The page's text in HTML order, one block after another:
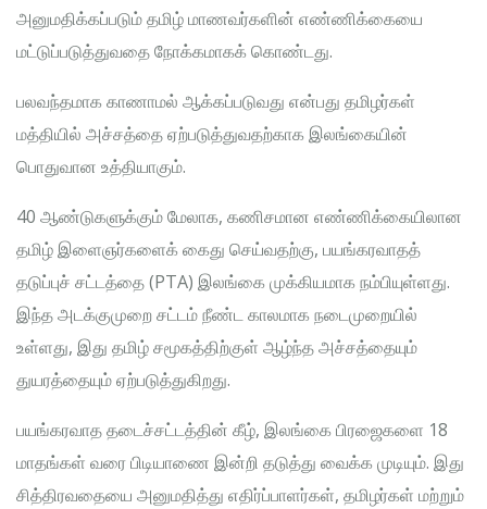
அனுமதிக்கப்படும் தமிழ் மாணவர்களின் எண்ணிக்கையை
மட்டுப்படுத்துவதை நோக்கமாகக் கொண்டது.
பலவந்தமாக காணாமல் ஆக்கப்படுவது என்பது தமிழர்கள்
மத்தியில் அச்சத்தை ஏற்படுத்துவதற்காக இலங்கையின்
பொதுவான உத்தியாகும்.
40 ஆண்டுகளுக்கும் மேலாக, கணிசமான எண்ணிக்கையிலான
தமிழ் இளைஞர்களைக் கைது செய்வதற்கு, பயங்கரவாதத்
தடுப்புச் சட்டத்தை (PTA) இலங்கை முக்கியமாக நம்பியுள்ளது.
இந்த அடக்குமுறை சட்டம் நீண்ட காலமாக நடைமுறையில்
உள்ளது, இது தமிழ் சமூகத்திற்குள் ஆழ்ந்த அச்சத்தையும்
துயரத்தையும் ஏற்படுத்துகிறது.
பயங்கரவாத தடைச்சட்டத்தின் கீழ், இலங்கை பிரஜைகளை 18
மாதங்கள் வரை பிடியாணை இன்றி தடுத்து வைக்க முடியும். இது
சித்திரவதையை அனுமதித்து எதிர்ப்பாளர்கள், தமிழர்கள் மற்றும்